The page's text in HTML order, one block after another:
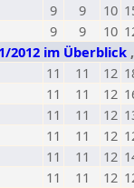
9 9 10
9 9 10
2012 im Überblick
11 11 12
11 11 12
11 11 12
11 11 12
11 11 12
11 11 12